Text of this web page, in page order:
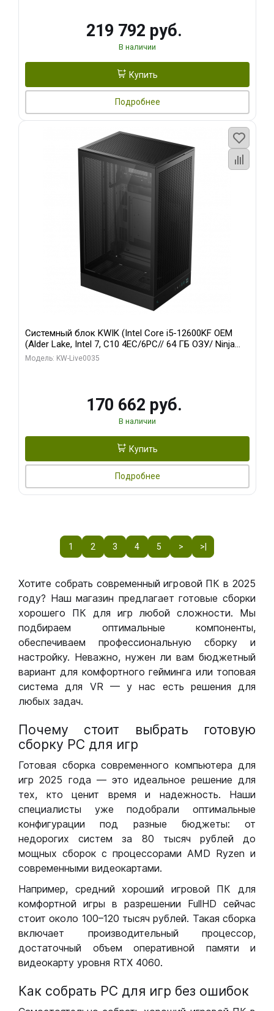
219 792 руб.
В наличии
Купить
Подробнее
Системный блок KWIK (Intel Core i5-12600KF OEM
(Alder Lake, Intel 7, C10 4EC/6PC// 64 ГБ ОЗУ/ Ninja
Sinotex GTX1650 4GB 128bit GDDR6 DVI DP HDMI 2/
Модель: KW-Live0035
170 662 руб.
В наличии
Купить
Подробнее
1 2 3 4 5 > >|
Хотите собрать современный игровой ПК в 2025
году? Наш магазин предлагает готовые сборки
хорошего ПК для игр любой сложности. Мы
подбираем оптимальные компоненты,
обеспечиваем профессиональную сборку и
настройку. Неважно, нужен ли вам бюджетный
вариант для комфортного гейминга или топовая
система для VR — у нас есть решения для
любых задач.
Почему стоит выбрать готовую
сборку РС для игр
Готовая сборка современного компьютера для
игр 2025 года — это идеальное решение для
тех, кто ценит время и надежность. Наши
специалисты уже подобрали оптимальные
конфигурации под разные бюджеты: от
недорогих систем за 80 тысяч рублей до
мощных сборок с процессорами AMD Ryzen и
современными видеокартами.
Например, средний хороший игровой ПК для
комфортной игры в разрешении FullHD сейчас
стоит около 100–120 тысяч рублей. Такая сборка
включает производительный процессор,
достаточный объем оперативной памяти и
видеокарту уровня RTX 4060.
Как собрать РС для игр без ошибок